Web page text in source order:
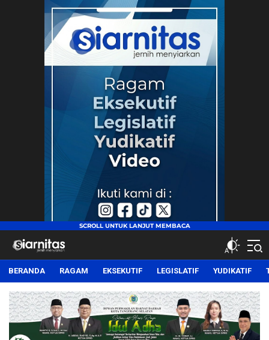
siarnitas
Jernih Menyiarkan
BERANDA RAGAM EKSEKUTIF LEGISLATIF YUDIKATIF